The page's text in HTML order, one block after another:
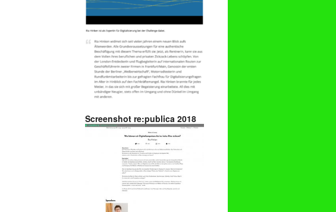
Screenshot re:publica 2018